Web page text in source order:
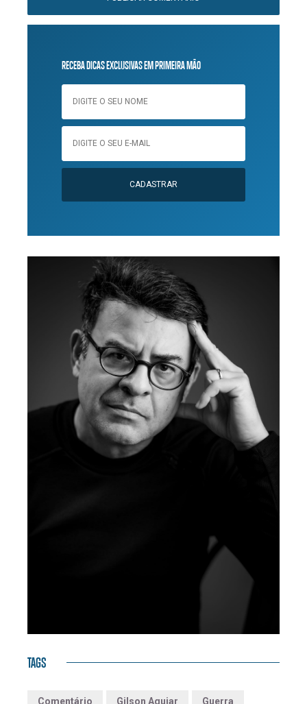
RECEBA DICAS EXCLUSIVAS EM PRIMEIRA MÃO
CADASTRAR
TAGS
Comentário Gilson Aguiar Guerra